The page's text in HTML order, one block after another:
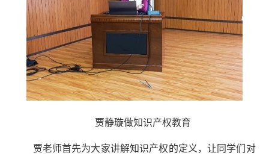
贾静璇做知识产权教育
贾老师首先为大家讲解知识产权的定义，让同学们对